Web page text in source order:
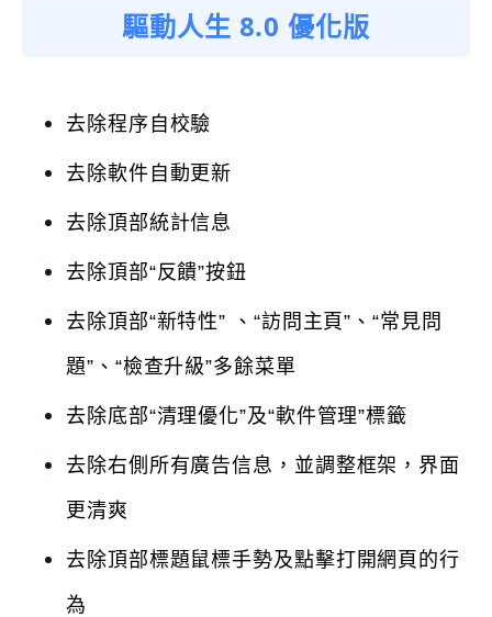
驅動人生 8.0 優化版
去除程序自校驗
去除軟件自動更新
去除頂部統計信息
去除頂部“反饋”按鈕
去除頂部“新特性” 、“訪問主頁”、“常見問
題”、“檢查升級”多餘菜單
去除底部“清理優化”及“軟件管理”標籤
去除右側所有廣告信息，並調整框架，界面
更清爽
去除頂部標題鼠標手勢及點擊打開網頁的行
為